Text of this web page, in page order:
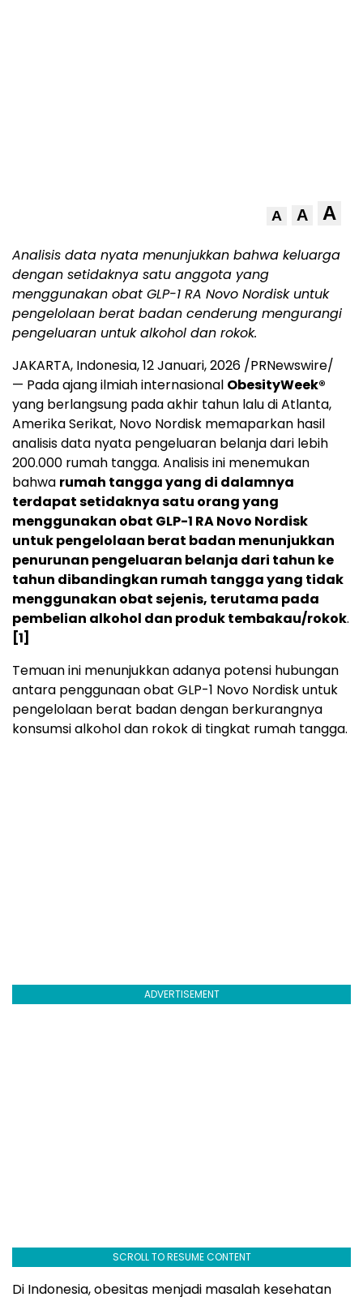
A A A
Analisis data nyata menunjukkan bahwa keluarga
dengan setidaknya satu anggota yang
menggunakan obat GLP-1 RA Novo Nordisk untuk
pengelolaan berat badan cenderung mengurangi
pengeluaran untuk alkohol dan rokok.
JAKARTA, Indonesia,12 Januari, 2026 /PRNewswire/
— Pada ajang ilmiah internasional ObesityWeek®
yang berlangsung pada akhir tahun lalu di Atlanta,
Amerika Serikat, Novo Nordisk memaparkan hasil
analisis data nyata pengeluaran belanja dari lebih
200.000 rumah tangga. Analisis ini menemukan
bahwa rumah tangga yang di dalamnya
terdapat setidaknya satu orang yang
menggunakan obat GLP-1 RA Novo Nordisk
untuk pengelolaan berat badan menunjukkan
penurunan pengeluaran belanja dari tahun ke
tahun dibandingkan rumah tangga yang tidak
menggunakan obat sejenis, terutama pada
pembelian alkohol dan produk tembakau/rokok.
[1]
Temuan ini menunjukkan adanya potensi hubungan
antara penggunaan obat GLP-1 Novo Nordisk untuk
pengelolaan berat badan dengan berkurangnya
konsumsi alkohol dan rokok di tingkat rumah tangga.
ADVERTISEMENT
SCROLL TO RESUME CONTENT
Di Indonesia, obesitas menjadi masalah kesehatan